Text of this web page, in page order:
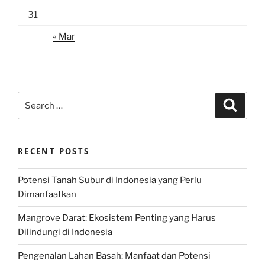
31
« Mar
for:
RECENT POSTS
Potensi Tanah Subur di Indonesia yang Perlu
Dimanfaatkan
Mangrove Darat: Ekosistem Penting yang Harus
Dilindungi di Indonesia
Pengenalan Lahan Basah: Manfaat dan Potensi